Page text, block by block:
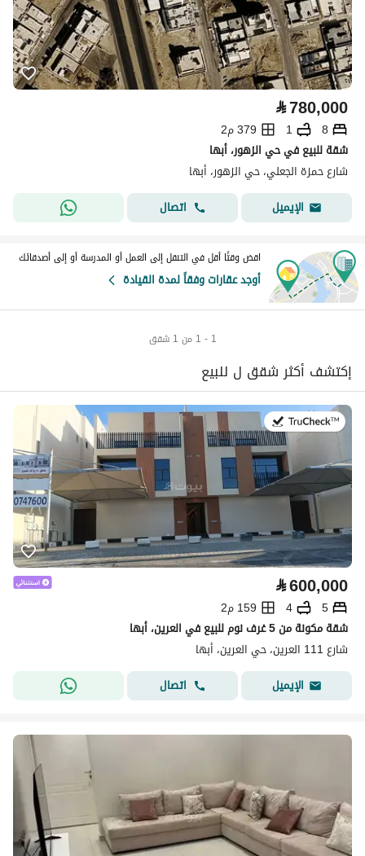
⃁780,000
8
1
379 م2
شقة للبيع في حي الزهور، أبها
شارع حمزة الجعلي، حي الزهور، أبها
الإيميل
اتصال
اقض وقتًا أقل في التنقل إلى العمل أو المدرسة أو إلى أصدقائك
أوجد عقارات وفقاً لمدة القيادة
1 - 1 من 1 شقق
إكتشف أكثر شقق ل للبيع
في:29 يوليو 2026
⃁600,000
5
4
159 م2
شقة مكونة من 5 غرف نوم للبيع في العرين، أبها
شارع 111 العرين، حي العرين، أبها
الإيميل
اتصال